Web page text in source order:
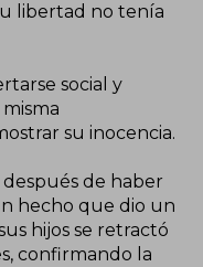
libertad no tenía
social y
su inocencia.
después de haber
hecho que dio un
hijos se retractó
confirmando la